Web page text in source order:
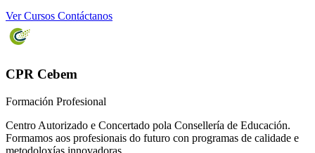
Ver Cursos Contáctanos
CPR Cebem
Formación Profesional
Centro Autorizado e Concertado pola Consellería de Educación.
Formamos aos profesionais do futuro con programas de calidade e
metodoloxías innovadoras.